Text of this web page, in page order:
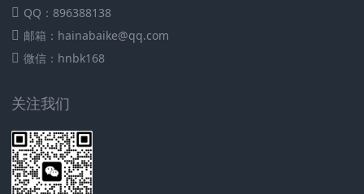
QQ：896388138
邮箱：hainabaike@qq.com
微信：hnbk168
关注我们